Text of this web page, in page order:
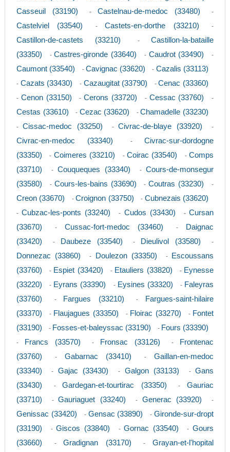
Casseuil (33190) - Castelnau-de-medoc (33480) -
Castelviel (33540) -Castets-en-dorthe (33210) -
Castillon-de-castets (33210) -Castillon-la-bataille
(33350)
-Castres-gironde (33640) - Caudrot (33490) -
Caumont (33540) - Cavignac (33620) - Cazalis (33113)
- Cazats (33430) - Cazaugitat (33790) -Cenac (33360)
- Cenon (33150) -Cerons (33720) - Cessac (33760) -
Cestas (33610) - Cezac (33620) -Chamadelle (33230)
-Cissac-medoc (33250) -Civrac-de-blaye (33920) -
Civrac-en-medoc (33340) -Civrac-sur-dordogne
(33350)
- Coimeres (33210) - Coirac (33540) -Comps
(33710)
- Couqueques (33340) -Cours-de-monsegur
(33580)
- Cours-les-bains (33690) -Coutras (33230) -
Creon (33670) -Croignon (33750) - Cubnezais (33620)
-Cubzac-les-ponts (33240) - Cudos (33430) -Cursan
(33670)
- Cussac-fort-medoc (33460) -
Daignac
(33420)
- Daubeze (33540) - Dieulivol (33580) -
Donnezac (33860) - Doulezon (33350) -
Escoussans
(33760)
- Espiet (33420) - Etauliers (33820) - Eynesse
(33220)
- Eyrans (33390) - Eysines (33320) - Faleyras
(33760)
- Fargues (33210) -
Fargues-saint-hilaire
(33370)
- Flaujagues (33350) - Floirac (33270) - Fontet
(33190)
- Fosses-et-baleyssac (33190) - Fours (33390)
- Francs (33570) - Fronsac (33126) -
Frontenac
(33760)
- Gabarnac (33410) -Gaillan-en-medoc
(33340)
- Gajac (33430) - Galgon (33133) -Gans
(33430)
-Gardegan-et-tourtirac (33350) -Gauriac
(33710)
-Gauriaguet (33240) - Generac (33920) -
Genissac (33420) - Gensac (33890) -Gironde-sur-dropt
(33190)
-Giscos (33840) -Gornac (33540) -Gours
(33660)
-Gradignan (33170) -Grayan-et-l'hopital